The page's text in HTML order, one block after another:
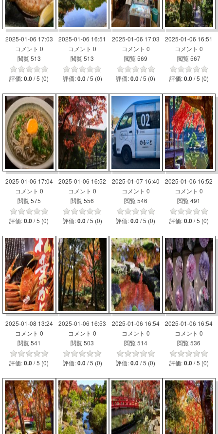
2025-01-06 17:03
コメント 0
閲覧 513
評価:0.0 / 5 (0)
2025-01-06 16:51
コメント 0
閲覧 513
評価:0.0 / 5 (0)
2025-01-06 17:03
コメント 0
閲覧 569
評価:0.0 / 5 (0)
2025-01-06 16:51
コメント 0
閲覧 567
評価:0.0 / 5 (0)
2025-01-06 17:04
コメント 0
閲覧 575
評価:0.0 / 5 (0)
2025-01-06 16:52
コメント 0
閲覧 556
評価:0.0 / 5 (0)
2025-01-07 16:40
コメント 0
閲覧 546
評価:0.0 / 5 (0)
2025-01-06 16:52
コメント 0
閲覧 491
評価:0.0 / 5 (0)
2025-01-08 13:24
コメント 0
閲覧 541
評価:0.0 / 5 (0)
2025-01-06 16:53
コメント 0
閲覧 503
評価:0.0 / 5 (0)
2025-01-06 16:54
コメント 0
閲覧 514
評価:0.0 / 5 (0)
2025-01-06 16:54
コメント 0
閲覧 536
評価:0.0 / 5 (0)